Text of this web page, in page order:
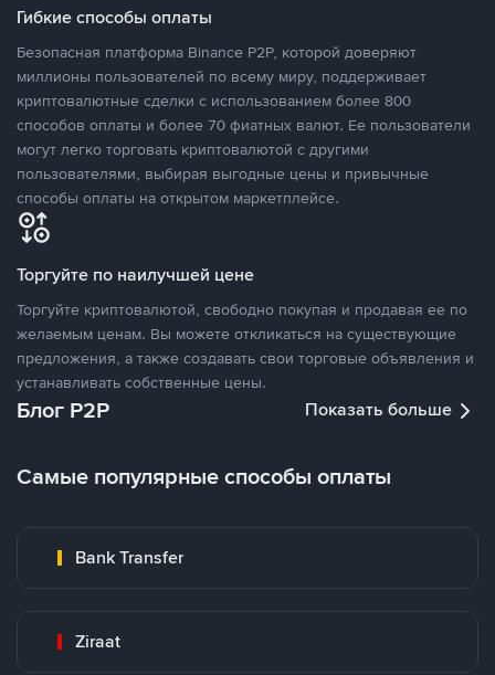
Гибкие способы оплаты
Безопасная платформа Binance P2P, которой доверяют
миллионы пользователей по всему миру, поддерживает
криптовалютные сделки с использованием более 800
способов оплаты и более 70 фиатных валют. Ее пользователи
могут легко торговать криптовалютой с другими
пользователями, выбирая выгодные цены и привычные
способы оплаты на открытом маркетплейсе.
Торгуйте по наилучшей цене
Торгуйте криптовалютой, свободно покупая и продавая ее по
желаемым ценам. Вы можете откликаться на существующие
предложения, а также создавать свои торговые объявления и
устанавливать собственные цены.
Блог P2P Показать больше
Самые популярные способы оплаты
Bank Transfer
Ziraat